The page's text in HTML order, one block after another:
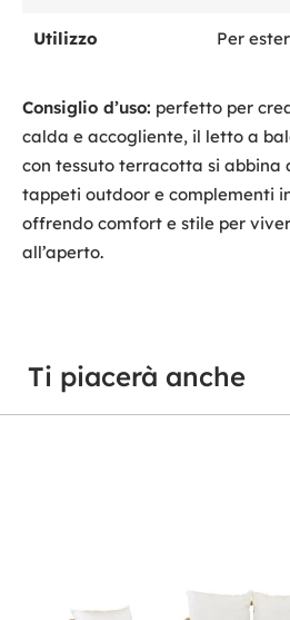
Utilizzo Per
Consiglio d’uso: perfetto per
calda e accogliente, il letto a
con tessuto terracotta si abbina
tappeti outdoor e complementi
offrendo comfort e stile per
all’aperto.
Ti piacerà anche